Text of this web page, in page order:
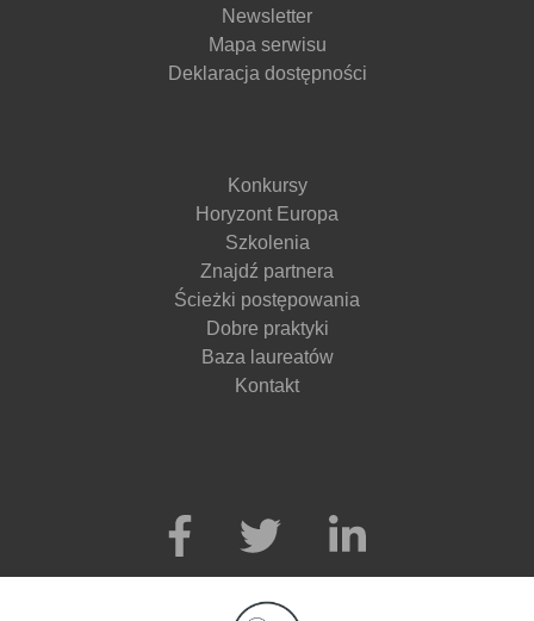
Newsletter
Mapa serwisu
Deklaracja dostępności
Konkursy
Horyzont Europa
Szkolenia
Znajdź partnera
Ścieżki postępowania
Dobre praktyki
Baza laureatów
Kontakt